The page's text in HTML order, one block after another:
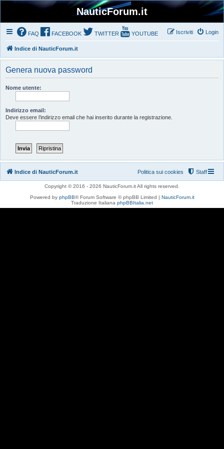
NauticForum.it
FAQ FACEBOOK TWITTER YOUTUBE Login
Iscriviti
Indice di NauticForum.it
Genera nuova password
Nome utente:
Indirizzo email:
Deve essere l’indirizzo email che hai inserito durante la registrazione.
Indice di NauticForum.it Staff
Politica sui cookies
Copyright © 2016 - 2026 NauticForum.it All rights reserved.
Powered by phpBB® Forum Software © phpBB Limited | NauticForum.it
Traduzione Italiana phpBBItalia.net